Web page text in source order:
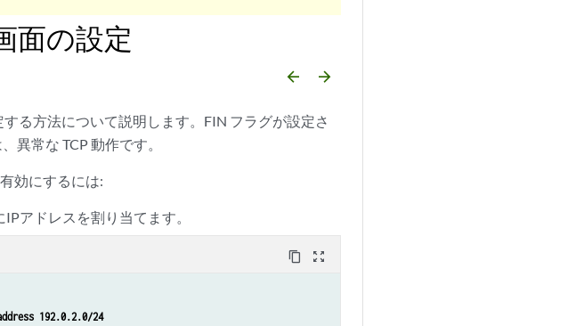
面の設定
arrow_backward arrow_forward
る方法について説明します。FIN フラグが設定さ
異常な TCP 動作です。
効にするには:
アドレスを割り当てます。
content_copy zoom_out_map
192.0.2.0/24